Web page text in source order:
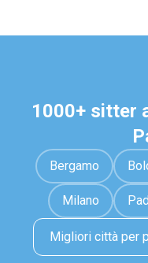
1000+ sitter
Bergamo
Milano
Migliori città per